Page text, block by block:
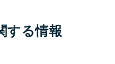
する情報